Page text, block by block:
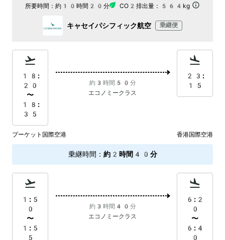
所要時間： 約10時間20分 CO2排出量： 564kg
キャセイパシフィック航空 乗継便
18:
20
〜
18:
35
約3時間50分
エコノミークラス
23:
15
プーケット国際空港 香港国際空港
乗継時間 ： 約2時間40分
1:5
0
〜
1:5
5
約3時間40分
エコノミークラス
6:2
0
〜
6:4
0